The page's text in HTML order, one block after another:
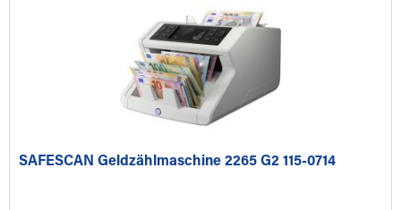
SAFESCAN Geldzählmaschine 2265 G2 115-0714